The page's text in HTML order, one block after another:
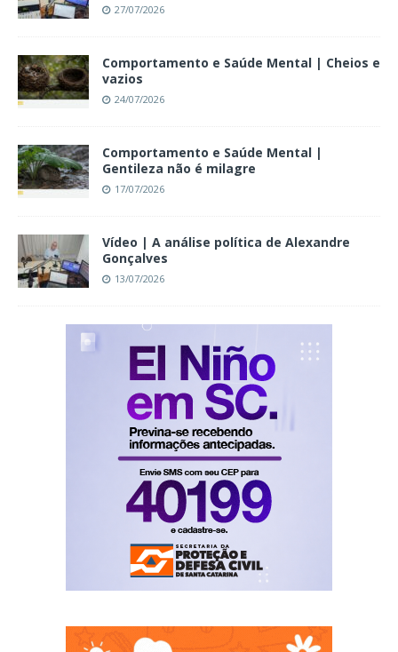
27/07/2026
Comportamento e Saúde Mental | Cheios e
vazios
24/07/2026
Comportamento e Saúde Mental |
Gentileza não é milagre
17/07/2026
Vídeo | A análise política de Alexandre
Gonçalves
13/07/2026